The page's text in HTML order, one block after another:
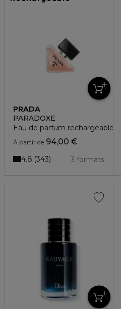
PRADA
PARADOXE
Eau de parfum rechargeable
À partir de 94,00 €
3 formats
4.8 343